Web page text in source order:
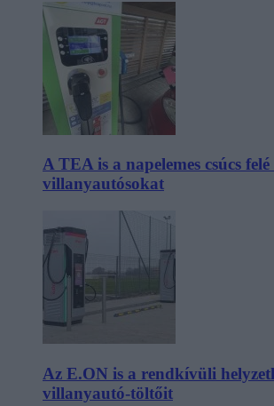
A TEA is a napelemes csúcs
villanyautósokat
Az E.ON is a rendkívüli
villanyautó-töltőit